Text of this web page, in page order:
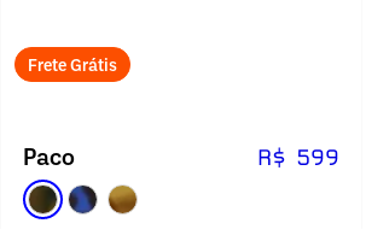
Frete Grátis
Paco R$ 599